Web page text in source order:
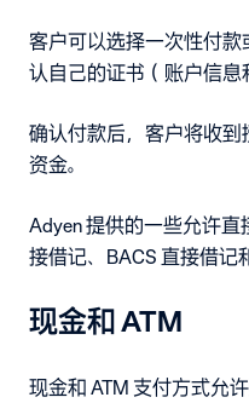
客户可以选择一次性付
认自己的证书（账户信息
确认付款后，客户将收
资金。
Adyen 提供的一些允许直
接借记、BACS 直接借记
现金和 ATM
现金和 ATM 支付方式允